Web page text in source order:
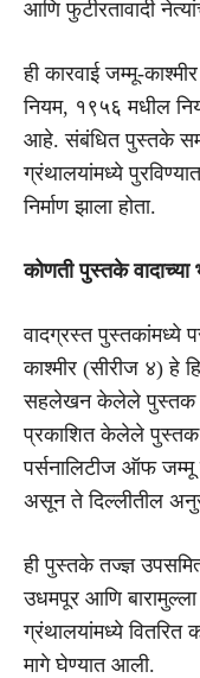
आणि फुटीरतावादी
ही कारवाई जम्मू-
नियम, १९५६ मधील
आहे. संबंधित पुस्तके
ग्रंथालयांमध्ये
निर्माण झाला होता.
कोणती पुस्तके वादाच्या
वादग्रस्त पुस्तकांमध्ये
काश्मीर (सीरीज ४) हे
सहलेखन केलेले पुस्तक
प्रकाशित केलेले
पर्सनालिटीज ऑफ जम्मू
असून ते दिल्लीतील
ही पुस्तके तज्ज्ञ
उधमपूर आणि बारामुल्ला
ग्रंथालयांमध्ये वितरित
मागे घेण्यात आली.